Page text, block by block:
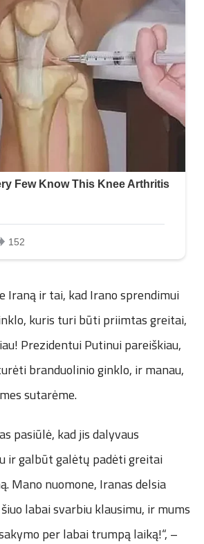
Iraną ir tai, kad Irano sprendimui
kuris turi būti priimtas greitai,
Prezidentui Putinui pareiškiau,
branduolinio ginklo, ir manau,
sutarėme.
pasiūlė, kad jis dalyvaus
ir galbūt galėtų padėti greitai
Mano nuomone, Iranas delsia
labai svarbiu klausimu, ir mums
per labai trumpą laiką!“, –